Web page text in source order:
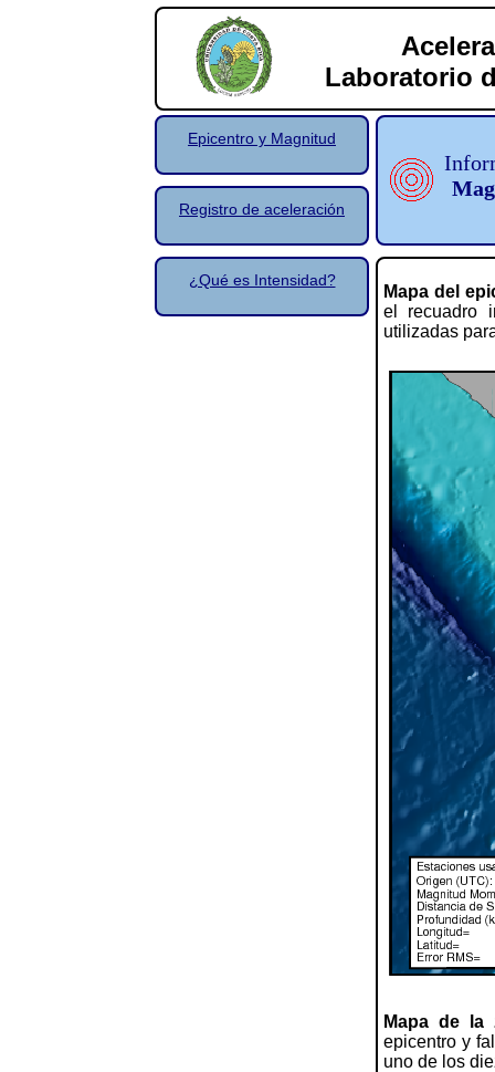
Laboratorio
Epicentro y Magnitud
Registro de aceleración
¿Qué es Intensidad?
Mapa del
el recuadro
utilizadas
Mapa de la
epicentro y
uno de los